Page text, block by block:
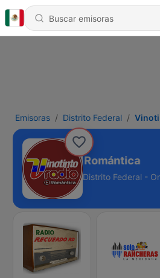
Emisoras Distrito Federal
Radio Romántica
Distrito Federal -